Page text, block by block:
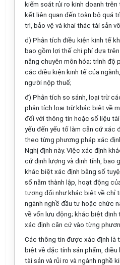
kiểm soát rủi ro kinh doanh
kết liên quan đến toàn bộ quá
trì, bảo vệ và khai thác tài sản
d) Phân tích điều kiện kinh tế
bao gồm lợi thế chi phí dựa
năng chuyên môn hóa; trình độ
các điều kiện kinh tế của
người nộp thuế;
đ) Phân tích so sánh, loại trừ
phân tích loại trừ khác biệt về
đối với thông tin hoặc số liệu
yếu đến yếu tố làm căn cứ xác
theo từng phương pháp xác
Nghị định này. Việc xác định
cứ định lượng và định tính, bao
khác biệt xác định bằng số
số năm thành lập, hoạt động
tương đối như khác biệt về chỉ
ngành nghề đầu tư hoặc chức
về vốn lưu động; khác biệt định
xác định căn cứ vào từng
Các thông tin được xác định là
biệt về đặc tính sản phẩm,
tài sản và rủi ro và ngành nghề